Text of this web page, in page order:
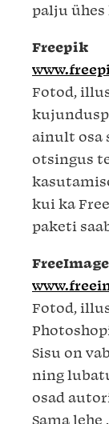
palju ühes
Freepik
Fotod,
ainult osa
otsingus
kui ka
paketi
Fotod,
Sisu on
ning
osad
Sama